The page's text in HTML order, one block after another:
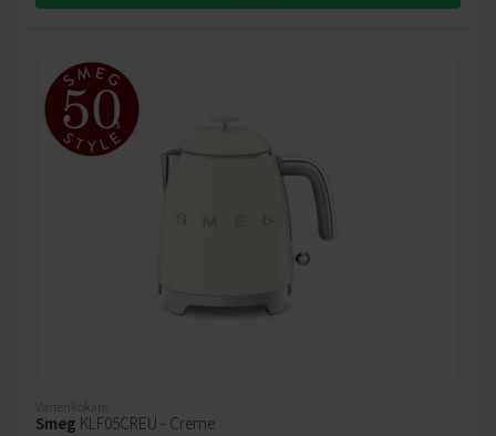
Vattenkokare
Smeg KLF05CREU - Creme